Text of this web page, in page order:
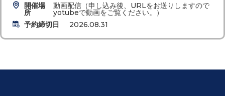
開催場
所
動画配信（申し込み後、URLをお送りしますので
yotubeで動画をご覧ください。）
予約締切日
2026.08.31